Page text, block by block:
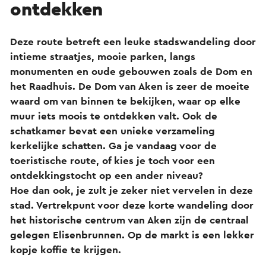
ontdekken
Deze route betreft een leuke stadswandeling door
intieme straatjes, mooie parken, langs
monumenten en oude gebouwen zoals de Dom en
het Raadhuis. De Dom van Aken is zeer de moeite
waard om van binnen te bekijken, waar op elke
muur iets moois te ontdekken valt. Ook de
schatkamer bevat een unieke verzameling
kerkelijke schatten. Ga je vandaag voor de
toeristische route, of kies je toch voor een
ontdekkingstocht op een ander niveau?
Hoe dan ook, je zult je zeker niet vervelen in deze
stad. Vertrekpunt voor deze korte wandeling door
het historische centrum van Aken zijn de centraal
gelegen Elisenbrunnen. Op de markt is een lekker
kopje koffie te krijgen.